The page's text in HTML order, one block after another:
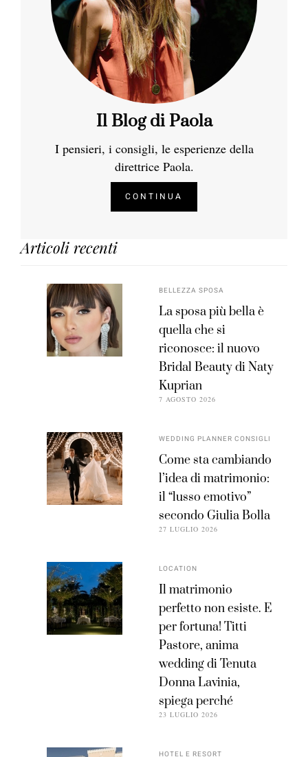
Il Blog di Paola
I pensieri, i consigli, le esperienze della
direttrice Paola.
CONTINUA
Articoli recenti
BELLEZZA SPOSA
La sposa più bella è
quella che si
riconosce: il nuovo
Bridal Beauty di Naty
Kuprian
7 AGOSTO 2026
WEDDING PLANNER CONSIGLI
Come sta cambiando
l’idea di matrimonio:
il “lusso emotivo”
secondo Giulia Bolla
27 LUGLIO 2026
LOCATION
Il matrimonio
perfetto non esiste. E
per fortuna! Titti
Pastore, anima
wedding di Tenuta
Donna Lavinia,
spiega perché
23 LUGLIO 2026
HOTEL E RESORT